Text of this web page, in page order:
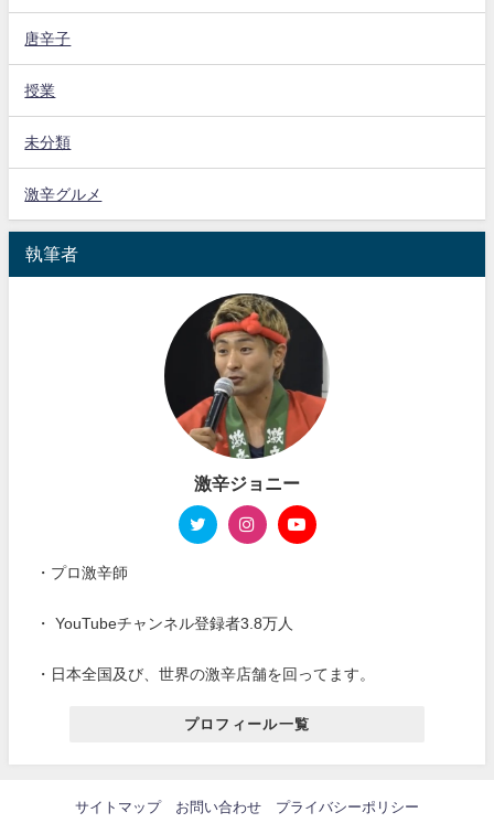
唐辛子
授業
未分類
激辛グルメ
執筆者
激辛ジョニー
・プロ激辛師
・ YouTubeチャンネル登録者3.8万人
・日本全国及び、世界の激辛店舗を回ってます。
プロフィール一覧
サイトマップ お問い合わせ プライバシーポリシー